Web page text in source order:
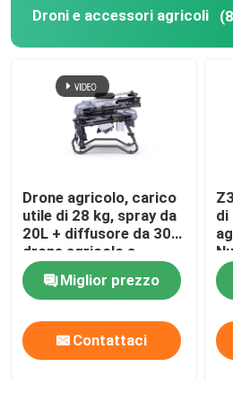
Ventilatori portatili
Pistola per massaggi
Webcam di USB del PC
Schede madri ATX
Banche di potenza portatili
Droni e accessori agricoli
Drone agricolo, carico
utile di 28 kg, spray da
20L + diffusore da 30L,
drone agricolo a
doppia modalità
Miglior prezzo
Contattaci
di